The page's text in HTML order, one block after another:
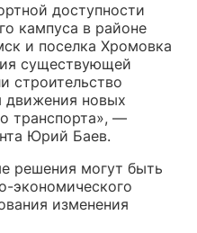
доступности
кампуса в районе
и поселка Хромовка
существующей
строительство
движения новых
транспорта», —
Юрий Баев.
решения могут быть
экономического
изменения